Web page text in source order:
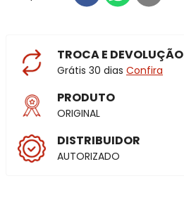
TROCA E DEVOLUÇÃO
Grátis 30 dias Confira
PRODUTO
ORIGINAL
DISTRIBUIDOR
AUTORIZADO